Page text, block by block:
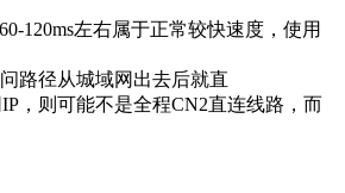
120ms左右属于正常较快速度，使用
路径从城域网出去后就直
，则可能不是全程CN2直连线路，而